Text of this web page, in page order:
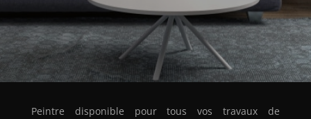
Peintre disponible pour tous vos travaux de